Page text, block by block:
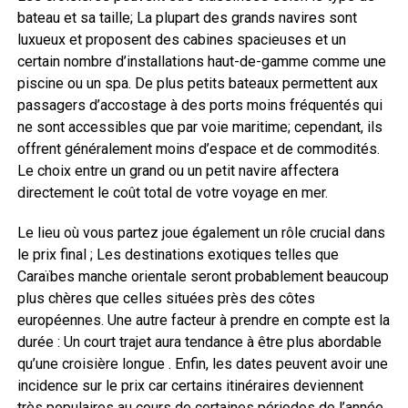
bateau et sa taille; La plupart des grands navires sont
luxueux et proposent des cabines spacieuses et un
certain nombre d’installations haut-de-gamme comme une
piscine ou un spa. De plus petits bateaux permettent aux
passagers d’accostage à des ports moins fréquentés qui
ne sont accessibles que par voie maritime; cependant, ils
offrent généralement moins d’espace et de commodités.
Le choix entre un grand ou un petit navire affectera
directement le coût total de votre voyage en mer.
Le lieu où vous partez joue également un rôle crucial dans
le prix final ; Les destinations exotiques telles que
Caraïbes manche orientale seront probablement beaucoup
plus chères que celles situées près des côtes
européennes. Une autre facteur à prendre en compte est la
durée : Un court trajet aura tendance à être plus abordable
qu’une croisière longue . Enfin, les dates peuvent avoir une
incidence sur le prix car certains itinéraires deviennent